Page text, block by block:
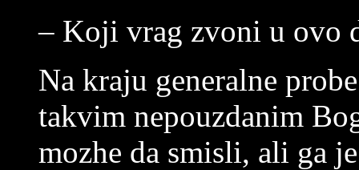
– Koji vrag zvoni u ovo
Na kraju generalne
takvim nepouzdanim
mozhe da smisli, ali ga